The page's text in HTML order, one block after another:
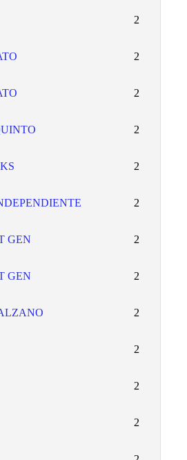
2
2
2
2
2
2
GEN 2
GEN 2
2
2
2
2